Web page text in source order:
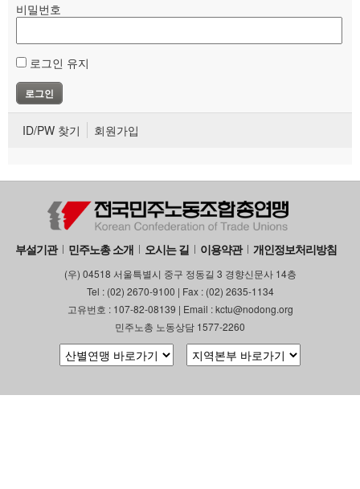
비밀번호
로그인 유지
ID/PW 찾기 회원가입
부설기관 민주노총 소개 오시는 길 이용약관 개인정보처리방침
(우) 04518 서울특별시 중구 정동길 3 경향신문사 14층
Tel : (02) 2670-9100 | Fax : (02) 2635-1134
고유번호 : 107-82-08139 | Email : kctu@nodong.org
민주노총 노동상담 1577-2260